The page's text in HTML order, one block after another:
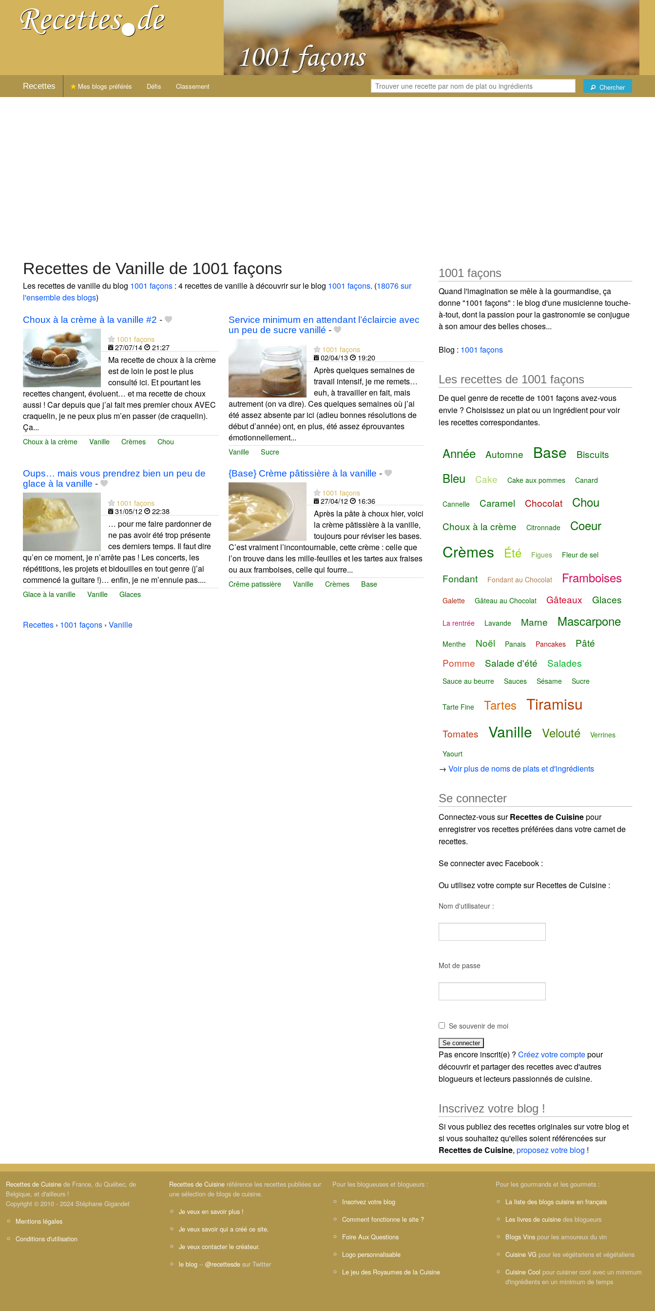
Recettes Chercher
Mes blogs préférés Défis Classement
Recettes de Vanille de 1001 façons
Les recettes de vanille du blog 1001 façons : 4 recettes de vanille à découvrir sur le blog 1001 façons. (18076 sur
l'ensemble des blogs)
Choux à la crème à la vanille #2 -
1001 façons
27/07/14
21:27
Ma recette de choux à la crème
est de loin le post le plus
consulté ici. Et pourtant les
recettes changent, évoluent… et ma recette de choux
aussi ! Car depuis que j’ai fait mes premier choux AVEC
craquelin, je ne peux plus m’en passer (de craquelin).
Ça...
Choux à la crème Vanille Crèmes Chou
Service minimum en attendant l’éclaircie avec
un peu de sucre vanillé -
1001 façons
02/04/13
19:20
Après quelques semaines de
travail intensif, je me remets…
euh, à travailler en fait, mais
autrement (on va dire). Ces quelques semaines où j’ai
été assez absente par ici (adieu bonnes résolutions de
début d’année) ont, en plus, été assez éprouvantes
émotionnellement...
Vanille Sucre
Oups… mais vous prendrez bien un peu de
glace à la vanille -
1001 façons
31/05/12
22:38
… pour me faire pardonner de
ne pas avoir été trop présente
ces derniers temps. Il faut dire
qu’en ce moment, je n’arrête pas ! Les concerts, les
répétitions, les projets et bidouilles en tout genre (j’ai
commencé la guitare !)… enfin, je ne m’ennuie pas....
Glace à la vanille Vanille Glaces
{Base} Crème pâtissière à la vanille -
1001 façons
27/04/12
16:36
Après la pâte à choux hier, voici
la crème pâtissière à la vanille,
toujours pour réviser les bases.
C’est vraiment l’incontournable, cette crème : celle que
l’on trouve dans les mille-feuilles et les tartes aux fraises
ou aux framboises, celle qui fourre...
Crême patissière Vanille Crèmes Base
Recettes › 1001 façons › Vanille
1001 façons
Quand l'imagination se mêle à la gourmandise, ça
donne "1001 façons" : le blog d'une musicienne touche-
à-tout, dont la passion pour la gastronomie se conjugue
à son amour des belles choses...
Blog : 1001 façons
Les recettes de 1001 façons
De quel genre de recette de 1001 façons avez-vous
envie ? Choisissez un plat ou un ingrédient pour voir
les recettes correspondantes.
Année Automne Base Biscuits
Bleu Cake Cake aux pommes Canard
Cannelle Caramel Chocolat Chou
Choux à la crème Citronnade Coeur
Crèmes Été Figues Fleur de sel
Fondant Fondant au Chocolat Framboises
Galette Gâteau au Chocolat Gâteaux Glaces
La rentrée Lavande Marne Mascarpone
Menthe Noël Panais Pancakes
Pâté
Pomme
Salade d'été Salades
Sauce au beurre Sauces Sésame Sucre
Tarte Fine Tartes Tiramisu
Tomates Vanille Velouté
Verrines
Yaourt
→Voir plus de noms de plats et d'ingrédients
Se connecter
Connectez-vous surRecettes de Cuisinepour
enregistrer vos recettes préférées dans votre carnet de
recettes.
Se connecter avec Facebook :
Ou utilisez votre compte sur Recettes de Cuisine :
Nom d'utilisateur :
Mot de passe
Se souvenir de moi
Pas encore inscrit(e) ?Créez votre comptepour
découvrir et partager des recettes avec d'autres
blogueurs et lecteurs passionnés de cuisine.
Inscrivez votre blog !
Si vous publiez des recettes originales sur votre blog et
si vous souhaitez qu'elles soient référencées sur
Recettes de Cuisine,proposez votre blog !
Recettes de Cuisine de France, du Québec, de
Belgique, et d'ailleurs !
Copyright © 2010 - 2024 Stéphane Gigandet
Mentions légales
Conditions d'utilisation
Recettes de Cuisine référence les recettes publiées sur
une sélection de blogs de cuisine.
Je veux en savoir plus !
Je veux savoir qui a créé ce site.
Je veux contacter le créateur.
le blog -- @recettesde sur Twitter
Pour les blogueuses et blogueurs :
Inscrivez votre blog
Comment fonctionne le site ?
Foire Aux Questions
Logo personnalisable
Le jeu des Royaumes de la Cuisine
Pour les gourmands et les gourmets :
La liste des blogs cuisine en français
Les livres de cuisine des blogueurs
Blogs Vins pour les amoureux du vin
Cuisine VG pour les végétariens et végétaliens
Cuisine Cool pour cuisiner cool avec un minimum
d'ingrédients en un minimum de temps